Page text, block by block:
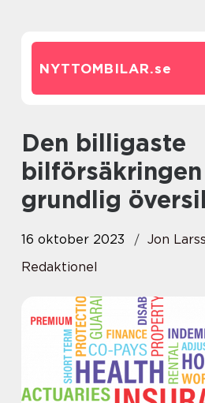
NYTTOMBILAR.se
Den billigaste
bilförsäkringen
grundlig
16 oktober 2023
Jon
Redaktionel